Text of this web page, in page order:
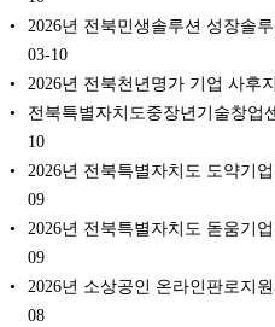
2026년 전북민생솔루션 성장솔
03-10
2026년 전북천년명가 기업 사후
전북특별자치도중장년기술창업
10
2026년 전북특별자치도 도약기
09
2026년 전북특별자치도 돋움기
09
2026년 소상공인 온라인판로지
08